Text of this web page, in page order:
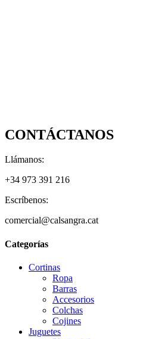
CONTÁCTANOS
Llámanos:
+34 973 391 216
Escríbenos:
comercial@calsangra.cat
Categorías
Cortinas
Ropa
Barras
Accesorios
Colchas
Cojines
Juguetes